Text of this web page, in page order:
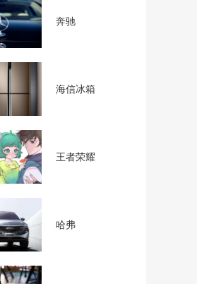
奔驰
海信冰箱
王者荣耀
哈弗